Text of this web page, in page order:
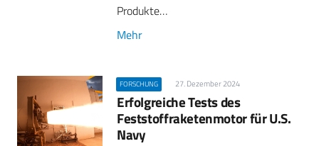
Produkte…
Mehr
FORSCHUNG 27. Dezember 2024
Erfolgreiche Tests des
Feststoffraketenmotor für U.S.
Navy